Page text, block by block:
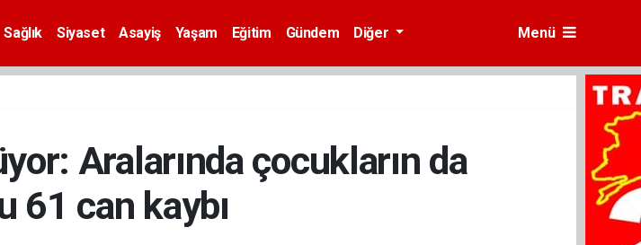
Sağlık Siyaset Asayiş Yaşam Eğitim Gündem Diğer Menü
Aralarında çocukların da
61 can kaybı